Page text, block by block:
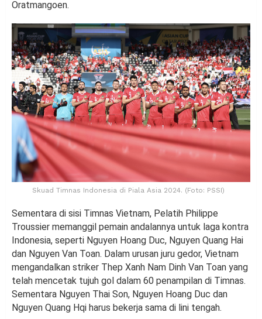
Oratmangoen.
Skuad Timnas Indonesia di Piala Asia 2024. (Foto: PSSI)
Sementara di sisi Timnas Vietnam, Pelatih Philippe
Troussier memanggil pemain andalannya untuk laga kontra
Indonesia, seperti Nguyen Hoang Duc, Nguyen Quang Hai
dan Nguyen Van Toan. Dalam urusan juru gedor, Vietnam
mengandalkan striker Thep Xanh Nam Dinh Van Toan yang
telah mencetak tujuh gol dalam 60 penampilan di Timnas.
Sementara Nguyen Thai Son, Nguyen Hoang Duc dan
Nguyen Quang Hqi harus bekerja sama di lini tengah.